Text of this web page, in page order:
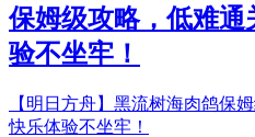
保姆级攻略，低难
验不坐牢！
【明日方舟】黑流树海肉鸽保
快乐体验不坐牢！